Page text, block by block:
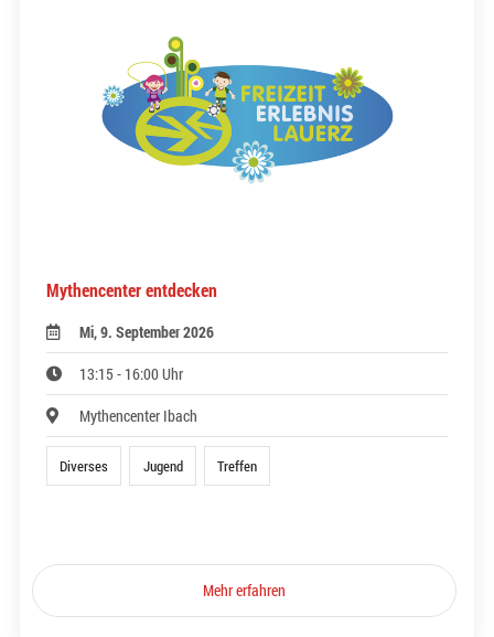
Mythencenter entdecken
Mi, 9. September 2026
13:15 - 16:00 Uhr
Mythencenter Ibach
Diverses Jugend Treffen
Mehr erfahren